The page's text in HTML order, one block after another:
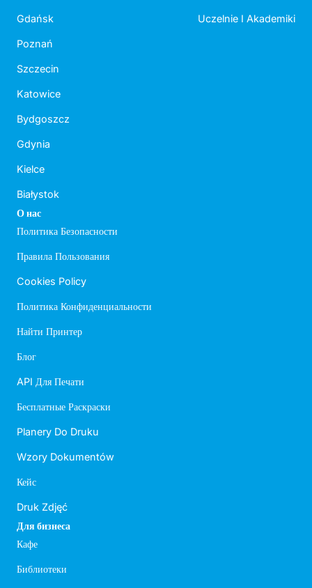
Gdańsk
Poznań
Szczecin
Katowice
Bydgoszcz
Gdynia
Kielce
Białystok
Uczelnie I Akademiki
О нас
Политика Безопасности
Правила Пользования
Cookies Policy
Политика Конфиденциальности
Найти Принтер
Блог
API Для Печати
Бесплатные Раскраски
Planery Do Druku
Wzory Dokumentów
Кейс
Druk Zdjęć
Для бизнеса
Кафе
Библиотеки